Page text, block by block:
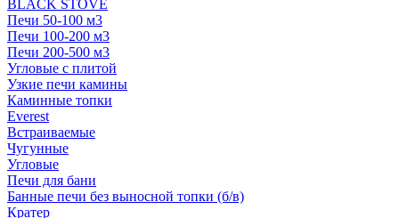
BLACK STOVE
Печи 50-100 м3
Печи 100-200 м3
Печи 200-500 м3
Угловые с плитой
Узкие печи камины
Каминные топки
Everest
Встраиваемые
Чугунные
Угловые
Печи для бани
Банные печи без выносной топки (б/в)
Кратер